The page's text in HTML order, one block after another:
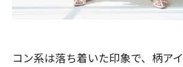
コン系は落ち着いた印象で、柄ア